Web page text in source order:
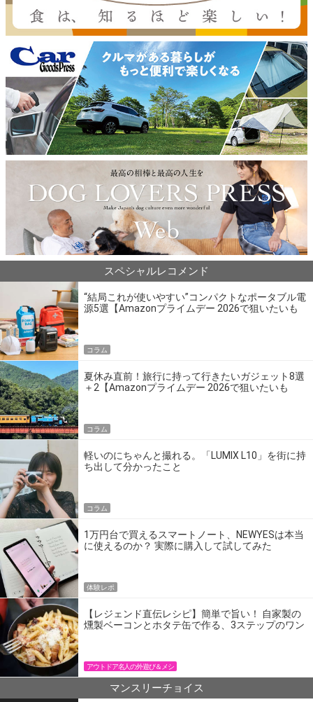
スペシャルレコメンド
“結局これが使いやすい”コンパクトなポータブル電
源5選【Amazonプライムデー 2026で狙いたいも
コラム
夏休み直前！旅行に持って行きたいガジェット8選
＋2【Amazonプライムデー 2026で狙いたいも
コラム
軽いのにちゃんと撮れる。「LUMIX L10」を街に持
ち出して分かったこと
コラム
1万円台で買えるスマートノート、NEWYESは本当
に使えるのか？ 実際に購入して試してみた
体験レポ
【レジェンド直伝レシピ】簡単で旨い！ 自家製の
燻製ベーコンとホタテ缶で作る、3ステップのワン
アウトドア名人の外遊び＆メシ
マンスリーチョイス